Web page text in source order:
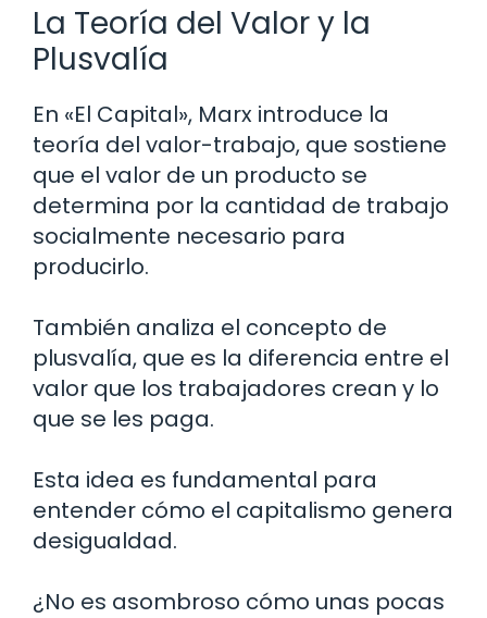
La Teoría del Valor y la
Plusvalía
En «El Capital», Marx introduce la
teoría del valor-trabajo, que sostiene
que el valor de un producto se
determina por la cantidad de trabajo
socialmente necesario para
producirlo.
También analiza el concepto de
plusvalía, que es la diferencia entre el
valor que los trabajadores crean y lo
que se les paga.
Esta idea es fundamental para
entender cómo el capitalismo genera
desigualdad.
¿No es asombroso cómo unas pocas